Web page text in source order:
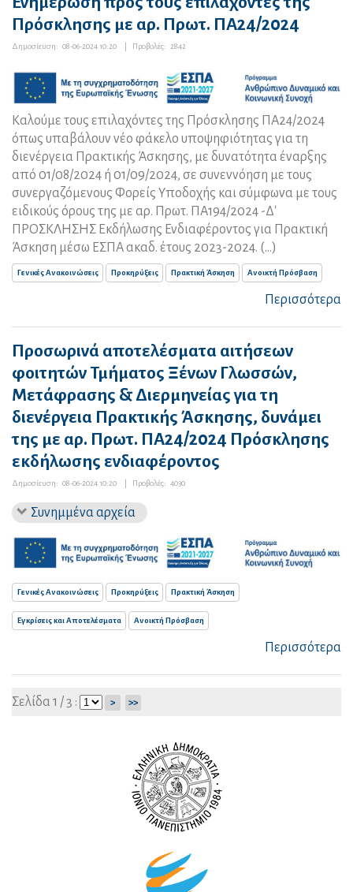
Πρόσκλησης με αρ. Πρωτ. ΠΑ24/2024
Δημοσίευση: 08-06-2024 10:20 Προβολές: 2842
Καλούμε τους επιλαχόντες της Πρόσκλησης ΠΑ24/2024
όπως υπαβάλουν νέο φάκελο υποψηφιότητας για τη
διενέργεια Πρακτικής Άσκησης, με δυνατότητα έναρξης
από 01/08/2024 ή 01/09/2024, σε συνεννόηση με τους
συνεργαζόμενους Φορείς Υποδοχής και σύμφωνα με τους
ειδικούς όρους της με αρ. Πρωτ. ΠΑ194/2024 -Δ'
ΠΡΟΣΚΛΗΣΗΣ Εκδήλωσης Ενδιαφέροντος για Πρακτική
Άσκηση μέσω ΕΣΠΑ ακαδ. έτους 2023-2024. (...)
Γενικές Ανακοινώσεις Προκηρύξεις Πρακτική Άσκηση Ανοικτή Πρόσβαση
Περισσότερα
Προσωρινά αποτελέσματα αιτήσεων
φοιτητών Τμήματος Ξένων Γλωσσών,
Μετάφρασης & Διερμηνείας για τη
διενέργεια Πρακτικής Άσκησης, δυνάμει
της με αρ. Πρωτ. ΠΑ24/2024 Πρόσκλησης
εκδήλωσης ενδιαφέροντος
Δημοσίευση: 08-06-2024 10:20 Προβολές: 4030
Συνημμένα αρχεία
Γενικές Ανακοινώσεις Προκηρύξεις Πρακτική Άσκηση
Εγκρίσεις και Αποτελέσματα Ανοικτή Πρόσβαση
Περισσότερα
Σελίδα 1 / 3 : > >>